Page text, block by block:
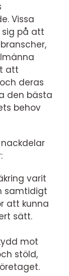
Vissa
sig på att
att
deras
den bästa
behov
varit
samtidigt
att kunna
sätt.
mot
stöld,